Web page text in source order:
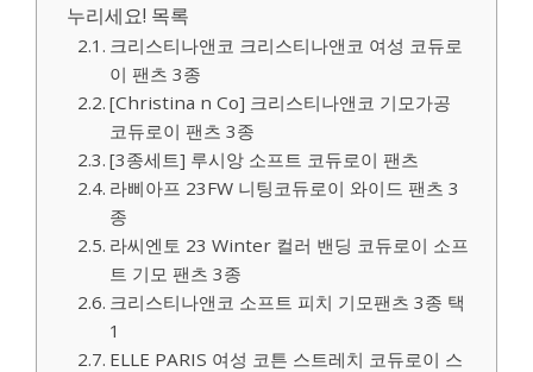
누리세요! 목록
크리스티나앤코 크리스티나앤코 여성 코듀로
이 팬츠 3종
[Christina n Co] 크리스티나앤코 기모가공
코듀로이 팬츠 3종
[3종세트] 루시앙 소프트 코듀로이 팬츠
라삐아프 23FW 니팅코듀로이 와이드 팬츠 3
종
라씨엔토 23 Winter 컬러 밴딩 코듀로이 소프
트 기모 팬츠 3종
크리스티나앤코 소프트 피치 기모팬츠 3종 택
1
ELLE PARIS 여성 코튼 스트레치 코듀로이 스